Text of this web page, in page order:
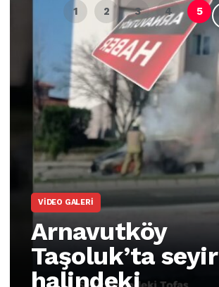
VIDEO GALERI
Arnavutköy
Taşoluk’ta seyir
halindeki